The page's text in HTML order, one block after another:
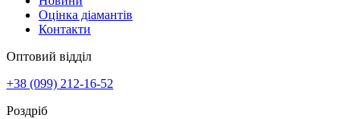
Оцінка діамантів
Контакти
Оптовий відділ
+38 (099) 212-16-52
Роздріб